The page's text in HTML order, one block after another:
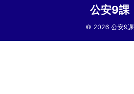
公安9課
© 2026 公安9課